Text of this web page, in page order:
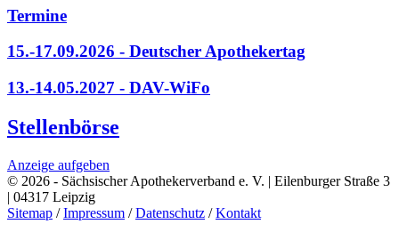
Termine
15.-17.09.2026 - Deutscher Apothekertag
13.-14.05.2027 - DAV-WiFo
Stellenbörse
Anzeige aufgeben
© 2026 - Sächsischer Apothekerverband e. V. | Eilenburger Straße 3
| 04317 Leipzig
Sitemap /Impressum /Datenschutz /Kontakt